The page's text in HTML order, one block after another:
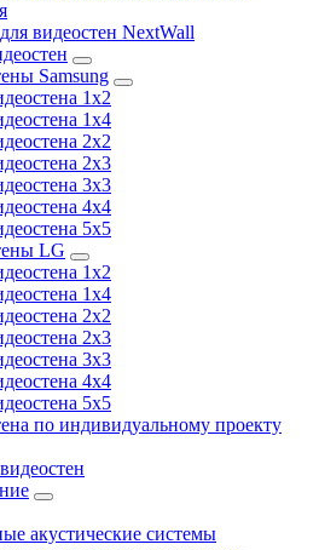
видеостен NextWall
Samsung
1x2
1x4
2x2
2х3
3x3
4x4
5x5
LG
1x2
1x4
2x2
2x3
3x3
4x4
5x5
по индивидуальному проекту
акустические системы